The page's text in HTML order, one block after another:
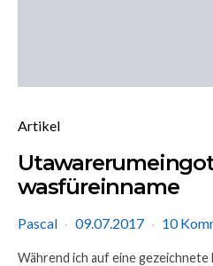
Artikel
wasfüreinname
Pascal 09.07.2017 10
Während ich auf eine gezeichnete